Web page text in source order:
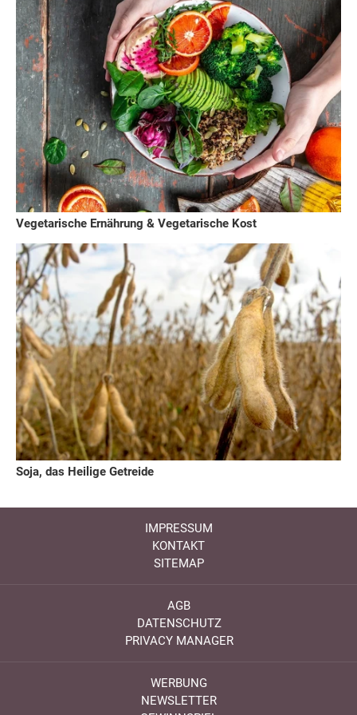
Vegetarische Ernährung & Vegetarische Kost
Soja, das Heilige Getreide
IMPRESSUM
KONTAKT
SITEMAP
AGB
DATENSCHUTZ
PRIVACY MANAGER
WERBUNG
NEWSLETTER